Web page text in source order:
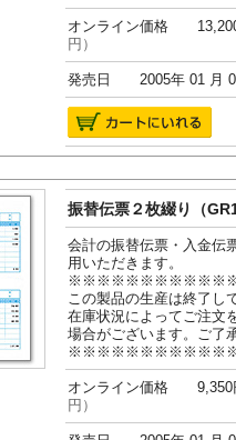
オンライン価格
円）
発売日 2005年 01 月
振替伝票２枚綴り（
会計の振替伝票・入金伝
用いただきます。
この製品の生産は終了し
在庫状況によってご注文
場合がございます。ご了
オンライン価格 9,350
円）